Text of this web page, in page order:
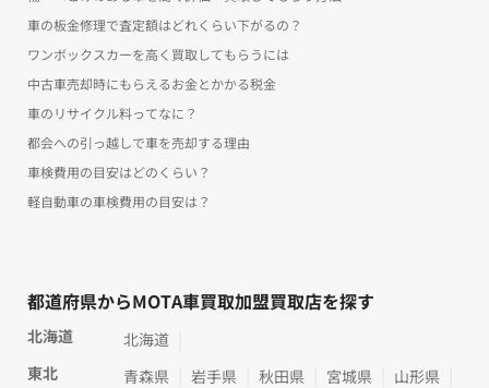
車の板金修理で査定額はどれくらい下がるの？
ワンボックスカーを高く買取してもらうには
中古車売却時にもらえるお金とかかる税金
車のリサイクル料ってなに？
都会への引っ越しで車を売却する理由
車検費用の目安はどのくらい？
軽自動車の車検費用の目安は？
都道府県からMOTA車買取加盟買取店を探す
北海道
北海道
東北
青森県 岩手県 秋田県 宮城県
山形県